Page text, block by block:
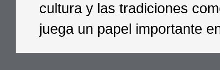
cultura y las tradiciones
juega un papel importante